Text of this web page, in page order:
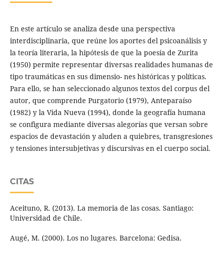
En este artículo se analiza desde una perspectiva
interdisciplinaria, que reúne los aportes del psicoanálisis y
la teoría literaria, la hipótesis de que la poesía de Zurita
(1950) permite representar diversas realidades humanas de
tipo traumáticas en sus dimensio- nes históricas y políticas.
Para ello, se han seleccionado algunos textos del corpus del
autor, que comprende Purgatorio (1979), Anteparaíso
(1982) y la Vida Nueva (1994), donde la geografía humana
se configura mediante diversas alegorías que versan sobre
espacios de devastación y aluden a quiebres, transgresiones
y tensiones intersubjetivas y discursivas en el cuerpo social.
CITAS
Aceituno, R. (2013). La memoria de las cosas. Santiago:
Universidad de Chile.
Augé, M. (2000). Los no lugares. Barcelona: Gedisa.